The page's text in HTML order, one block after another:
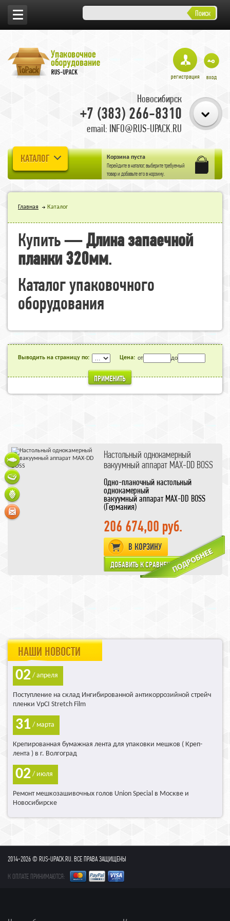
Поиск
Новосибирск
+7 (383) 266-8310
email: INFO@RUS-UPACK.RU
КАТАЛОГ Корзина пуста
Перейдите вкаталог, выберите требуемый
товар и добавьте его в корзину.
Главная Каталог
Купить —Длина запаечной
планки 320мм.
Каталог упаковочного
оборудования
Выводить на страницу по: Цена: от до
ПРИМЕНИТЬ
Настольный однокамерный
вакуумный аппарат MAX-DD BOSS
Одно-планочный настольный
однокамерный
вакуумный аппарат MAX-DD BOSS
(Германия)
Увеличенный размер камеры
позволяет
упаковывать более габаритные
продукты
С микропроцессорная система
управления Z 2000
позволяет установить систему
газозамещения
Помпа более высокой
206 674,00 руб.
В КОРЗИНУ
НАШИ НОВОСТИ
02 / апреля
Поступление на склад Ингибированной антикоррозийной стрейч
пленки VpCI Stretch Film
31 / марта
Крепированная бумажная лента для упаковки мешков ( Креп-
лента ) в г. Волгоград
02 / июля
Ремонт мешкозашивочных голов Union Special в Москве и
Новосибирске
2014-2026 © RUS-UPACK.RU. ВСЕ ПРАВА ЗАЩИЩЕНЫ
К ОПЛАТЕ ПРИНИМАЮТСЯ: